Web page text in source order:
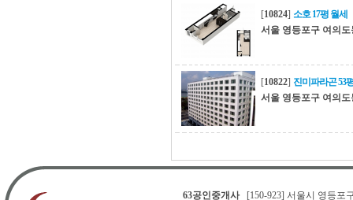
[10824] 소호 17평 월세
서울 영등포구 여의도
[10822] 진미파라곤 53
서울 영등포구 여의도
63공인중개사[150-923] 서울시 영등포